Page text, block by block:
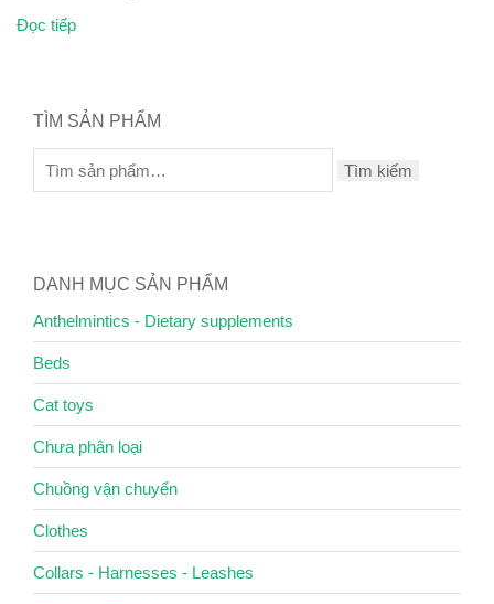
Đọc tiếp
TÌM SẢN PHẨM
Tìm kiếm
DANH MỤC SẢN PHẨM
Anthelmintics - Dietary supplements
Beds
Cat toys
Chưa phân loại
Chuồng vận chuyển
Clothes
Collars - Harnesses - Leashes